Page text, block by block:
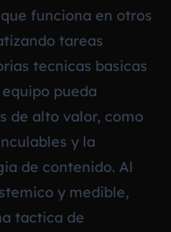
funciona en otros
tareas
tecnicas basicas
pueda
de alto valor, como
y la
de contenido. Al
y medible,
tactica de